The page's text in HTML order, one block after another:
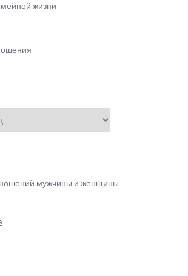
жизни
мужчины и женщины